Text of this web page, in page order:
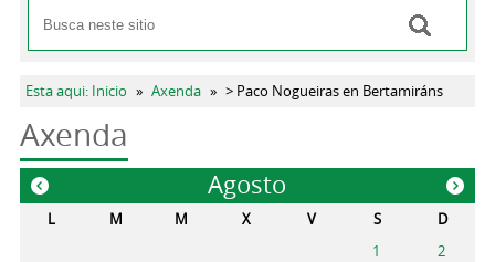
Formulario de busca
Buscar
Vostede está aquí
Esta aqui: Inicio » Axenda » > Paco Nogueiras en Bertamiráns
Axenda
Agosto
« »
L M M X V S
D
1
2